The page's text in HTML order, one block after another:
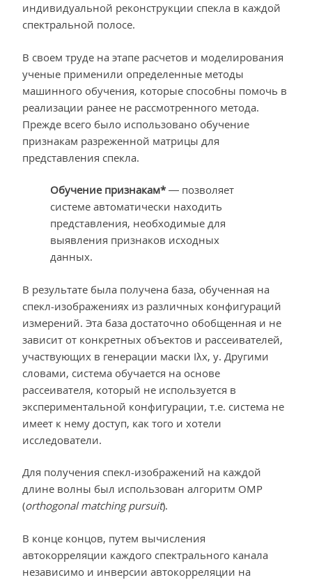
индивидуальной реконструкции спекла в каждой
спектральной полосе.
В своем труде на этапе расчетов и моделирования
ученые применили определенные методы
машинного обучения, которые способны помочь в
реализации ранее не рассмотренного метода.
Прежде всего было использовано обучение
признакам разреженной матрицы для
представления спекла.
Обучение признакам*— позволяет
системе автоматически находить
представления, необходимые для
выявления признаков исходных
данных.
В результате была получена база, обученная на
спекл-изображениях из различных конфигураций
измерений. Эта база достаточно обобщенная и не
зависит от конкретных объектов и рассеивателей,
участвующих в генерации маски Iλx, y. Другими
словами, система обучается на основе
рассеивателя, который не используется в
экспериментальной конфигурации, т.е. система не
имеет к нему доступ, как того и хотели
исследователи.
Для получения спекл-изображений на каждой
длине волны был использован алгоритм OMP
(orthogonal matching pursuit).
В конце концов, путем вычисления
автокорреляции каждого спектрального канала
независимо и инверсии автокорреляции на